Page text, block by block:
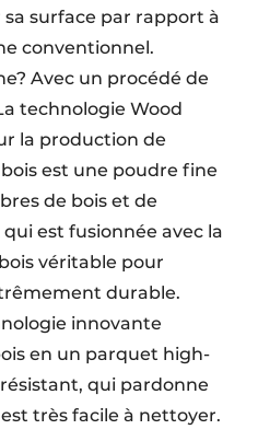
sa surface par rapport à
conventionnel.
Avec un procédé de
technologie Wood
la production de
est une poudre fine
de bois et de
est fusionnée avec la
véritable pour
durable.
innovante
en un parquet high-
qui pardonne
très facile à nettoyer.